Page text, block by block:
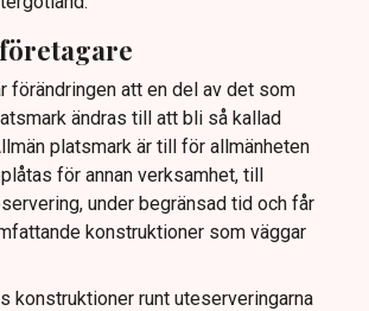
förändringen att en del av det som
ändras till att bli så kallad
platsmark är till för allmänheten
för annan verksamhet, till
under begränsad tid och får
konstruktioner som väggar
konstruktioner runt uteserveringarna